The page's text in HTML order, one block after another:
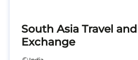
South Asia Travel
Exchange